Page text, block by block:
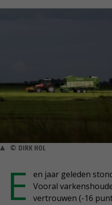
© DIRK HOL
E
en jaar geleden
Vooral
vertrouwen (-16